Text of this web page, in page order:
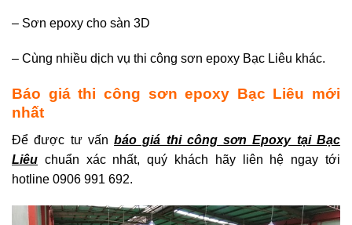
– Sơn epoxy cho sàn 3D
– Cùng nhiều dịch vụ thi công sơn epoxy Bạc Liêu khác.
Báo giá thi công sơn epoxy Bạc Liêu mới
nhất
Để được tư vấnbáo giá thi công sơn Epoxy tại Bạc
Liêu chuẩn xác nhất, quý khách hãy liên hệ ngay tới
hotline 0906 991 692.